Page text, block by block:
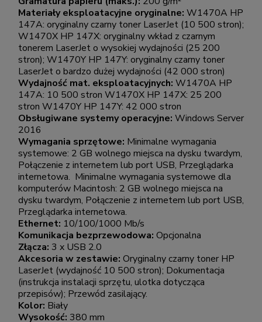
Materiały eksploatacyjne oryginalne: W1470A HP
147A: oryginalny czarny toner LaserJet (10 500 stron);
W1470X HP 147X: oryginalny wkład z czarnym
tonerem LaserJet o wysokiej wydajności (25 200
stron); W1470Y HP 147Y: oryginalny czarny toner
LaserJet o bardzo dużej wydajności (42 000 stron)
Wydajność mat. eksploatacyjnych: W1470A HP
147A: 10 500 stron W1470X HP 147X: 25 200
stron W1470Y HP 147Y: 42 000 stron
Obsługiwane systemy operacyjne: Windows Server
2016
Wymagania sprzętowe: Minimalne wymagania
systemowe: 2 GB wolnego miejsca na dysku twardym,
Połączenie z internetem lub port USB, Przeglądarka
internetowa. Minimalne wymagania systemowe dla
komputerów Macintosh: 2 GB wolnego miejsca na
dysku twardym, Połączenie z internetem lub port USB,
Przeglądarka internetowa.
Ethernet: 10/100/1000 Mb/s
Komunikacja bezprzewodowa: Opcjonalna
Złącza: 3 x USB 2.0
Akcesoria w zestawie: Oryginalny czarny toner HP
LaserJet (wydajność 10 500 stron); Dokumentacja
(instrukcja instalacji sprzętu, ulotka dotycząca
przepisów); Przewód zasilający.
Kolor: Biały
Wysokość: 380 mm